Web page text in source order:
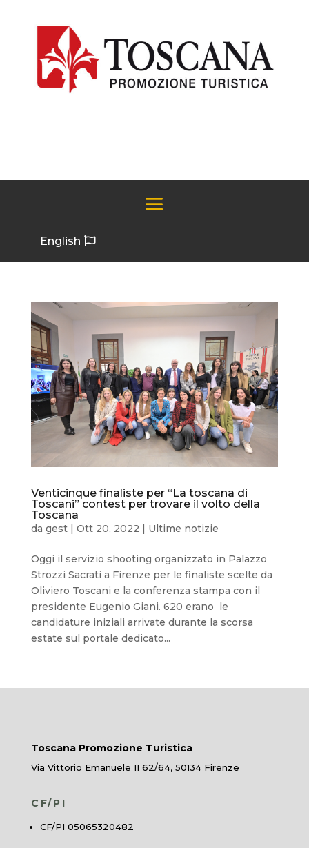
English
Venticinque finaliste per “La toscana di
Toscani” contest per trovare il volto della
Toscana
da gest| Ott 20, 2022 | Ultime notizie
Oggi il servizio shooting organizzato in Palazzo
Strozzi Sacrati a Firenze per le finaliste scelte da
Oliviero Toscani e la conferenza stampa con il
presidente Eugenio Giani. 620 erano le
candidature iniziali arrivate durante la scorsa
estate sul portale dedicato...
Toscana Promozione Turistica
Via Vittorio Emanuele II 62/64, 50134 Firenze
CF/PI
CF/PI 05065320482